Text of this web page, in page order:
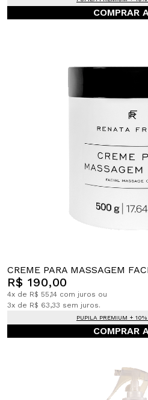
COMPRAR
CREME PARA MASSAGEM
R$ 190,00
4x de R$ 55,14 com juros ou
3x de R$ 63,33 sem juros.
PUPILA PREMIUM +
COMPRAR